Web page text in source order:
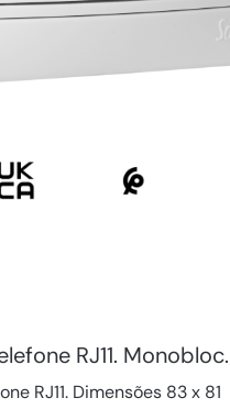
RJ11. Monobloc.
RJ11. Dimensões 83 x 81